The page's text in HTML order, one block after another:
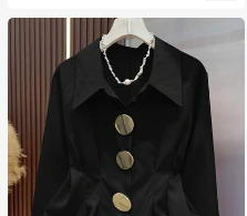
สมบูรณ์แบบสำหรับผู้หญิง คลิปหนีบผม
คลิปหนีบผมสบายๆ แฟชั่นผม คลิปหนีบ
ผมหรูหรา ฤดูร้อน ชายหาด วันหยุด